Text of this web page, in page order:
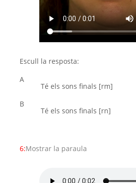
Escull la resposta:
A
Té els sons finals [rm]
B
Té els sons finals [rn]
6:Mostrar la paraula